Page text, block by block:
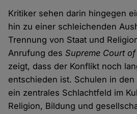
Kritiker sehen darin hingegen
hin zu einer schleichenden
Trennung von Staat und
Anrufung desSupreme Court
zeigt, dass der Konflikt noch
entschieden ist. Schulen in den
ein zentrales Schlachtfeld im
Religion, Bildung und